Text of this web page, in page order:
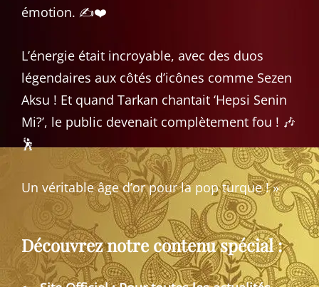
émotion. ✍️❤️
L’énergie était incroyable, avec des duos
légendaires aux côtés d’icônes comme Sezen
Aksu ! Et quand Tarkan chantait ‘Hepsi Senin
Mi?’, le public devenait complètement fou ! 🎶
🕺
Un véritable âge d’or pour la pop turque ! »
Découvrez notre contenu spécial :